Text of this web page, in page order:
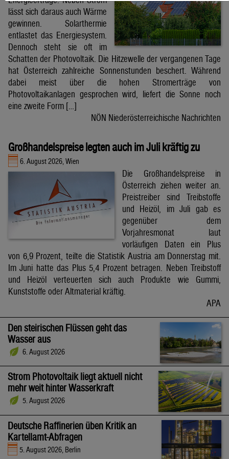
lässt sich daraus auch Wärme
gewinnen. Solarthermie
entlastet das Energiesystem.
Dennoch steht sie oft im
Schatten der Photovoltaik. Die Hitzewelle der vergangenen Tage
hat Österreich zahlreiche Sonnenstunden beschert. Während
dabei meist über die hohen Stromerträge von
Photovoltaikanlagen gesprochen wird, liefert die Sonne noch
eine zweite Form […]
NÖN Niederösterreichische Nachrichten
Großhandelspreise legten auch im Juli kräftig zu
6. August 2026, Wien
Die Großhandelspreise in
Österreich ziehen weiter an.
Preistreiber sind Treibstoffe
und Heizöl, im Juli gab es
gegenüber dem
Vorjahresmonat laut
vorläufigen Daten ein Plus
von 6,9 Prozent, teilte die Statistik Austria am Donnerstag mit.
Im Juni hatte das Plus 5,4 Prozent betragen. Neben Treibstoff
und Heizöl verteuerten sich auch Produkte wie Gummi,
Kunststoffe oder Altmaterial kräftig.
APA
Den steirischen Flüssen geht das
Wasser aus
6. August 2026
Strom Photovoltaik liegt aktuell nicht
mehr weit hinter Wasserkraft
5. August 2026
Deutsche Raffinerien üben Kritik an
Kartellamt-Abfragen
5. August 2026, Berlin